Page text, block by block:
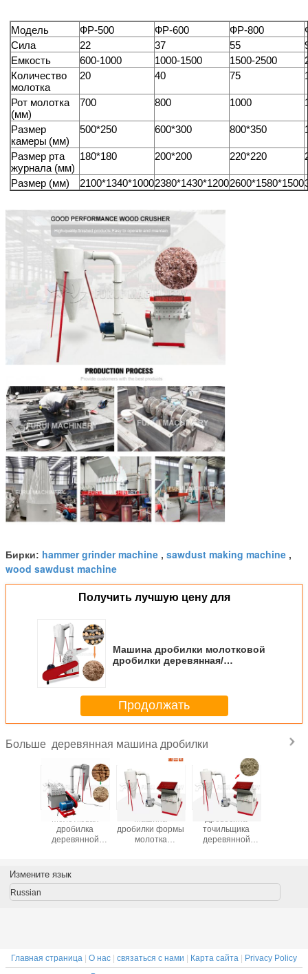
Модель ФР-500 ФР-600 ФР-800
Сила
22 37 55
Емкость
600-1000 1000-1500 1500-2500
Количество
молотка
20 40 75
Рот молотка
(мм)
700 800 1000
Размер
камеры (мм)
500*250 600*300 800*350
Размер рта
журнала (мм)
180*180 200*200 220*220
Размер (мм) 2100*1340*10002380*1430*12002600*1580*1500
Бирки: hammer grinder machine , sawdust making machine ,
wood sawdust machine
Получить лучшую цену для
Машина дробилки молотковой
дробилки деревянная/
Продолжать
Больше деревянная машина дробилки
22кв
Молотковая
дробилка
деревянной
потребления
1000-1500 кг/Х
дробилки формы
молотка
Древесина
точильщика
деревянной
Измените язык
Russian
Главная страница | О нас | связаться с нами | Карта сайта | Privacy Policy